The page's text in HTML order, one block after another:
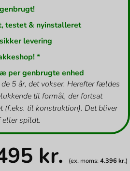
testet & nyinstalleret
levering
*
per genbrugte enhed
5 år, det vokser. Herefter fældes
til formål, der fortsat
(f.eks. til konstruktion). Det bliver
spildt.
kr. (ex. moms:4.396 kr.)